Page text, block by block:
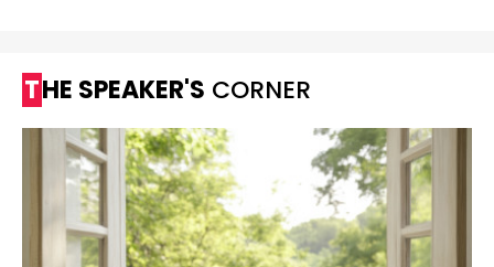
THE SPEAKER'S CORNER